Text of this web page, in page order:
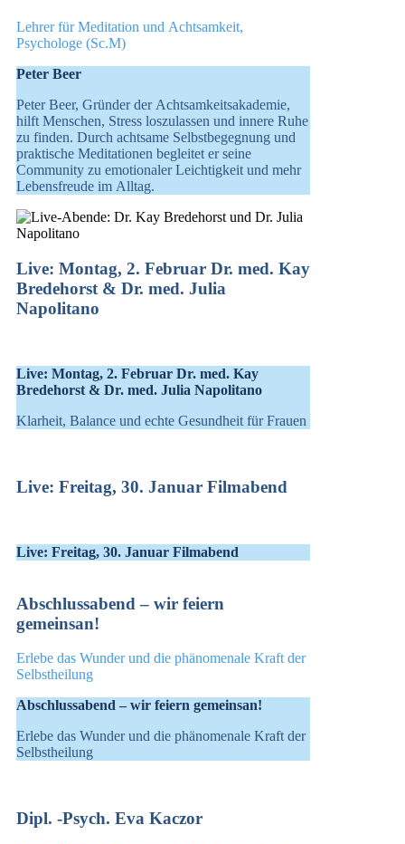
Lehrer für Meditation und Achtsamkeit,
Psychologe (Sc.M)
Peter Beer
Peter Beer, Gründer der Achtsamkeitsakademie,
hilft Menschen, Stress loszulassen und innere Ruhe
zu finden. Durch achtsame Selbstbegegnung und
praktische Meditationen begleitet er seine
Community zu emotionaler Leichtigkeit und mehr
Lebensfreude im Alltag.
Live: Montag, 2. Februar Dr. med. Kay
Bredehorst & Dr. med. Julia
Napolitano
Live: Montag, 2. Februar Dr. med. Kay
Bredehorst & Dr. med. Julia Napolitano
Klarheit, Balance und echte Gesundheit für Frauen
Live: Freitag, 30. Januar Filmabend
Live: Freitag, 30. Januar Filmabend
Abschlussabend – wir feiern
gemeinsan!
Erlebe das Wunder und die phänomenale Kraft der
Selbstheilung
Abschlussabend – wir feiern gemeinsan!
Erlebe das Wunder und die phänomenale Kraft der
Selbstheilung
Dipl. -Psych. Eva Kaczor